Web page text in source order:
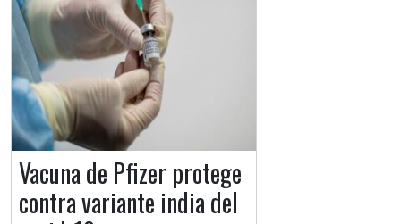
Vacuna de Pfizer protege
contra variante india del